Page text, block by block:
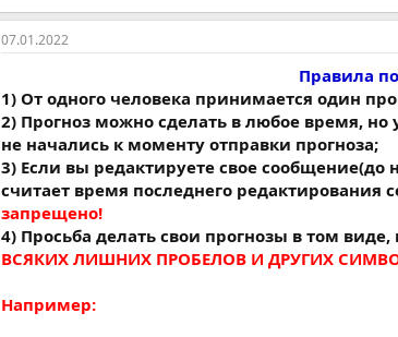
07.01.2022
Правила
1) От одного человека принимается один
2) Прогноз можно сделать в любое время,
не начались к моменту отправки прогноза;
3) Если вы редактируете свое
считает время последнего
запрещено!
4) Просьба делать свои прогнозы в том виде,
ВСЯКИХ ЛИШНИХ ПРОБЕЛОВ И ДРУГИХ
Например: